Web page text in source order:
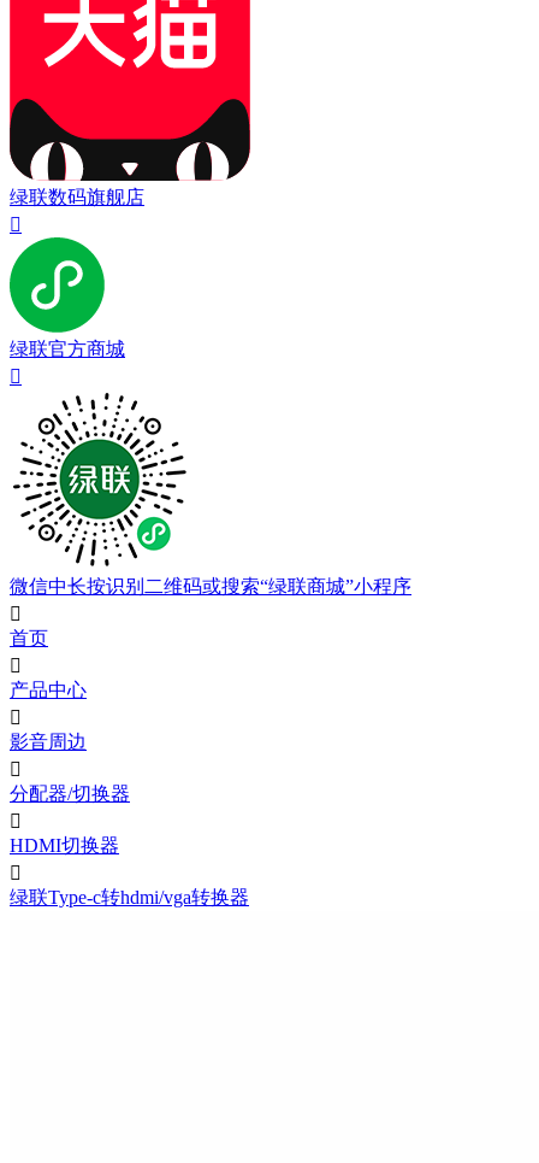
绿联数码旗舰店

绿联官方商城

微信中长按识别二维码或搜索“绿联商城”小程序

首页

产品中心

影音周边

分配器/切换器

HDMI切换器

绿联Type-c转hdmi/vga转换器